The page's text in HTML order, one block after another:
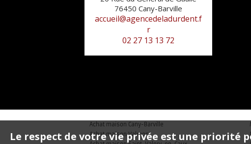
76450 Cany-Barville
accueil@agencedeladurdent.f
r
02 27 13 13 72
Achat maison Cany-Barville
Achat maison Valmont
Le respect de votre vie privée est une priorité